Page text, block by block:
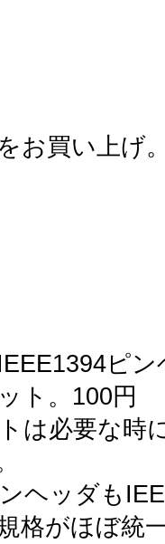
お買い上げ
ピ
ト。100円
は必要な時
ヘッダも
格がほぼ統